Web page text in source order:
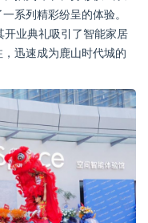
系列精彩纷呈的体验。
业典礼吸引了智能家居
迅速成为鹿山时代城的